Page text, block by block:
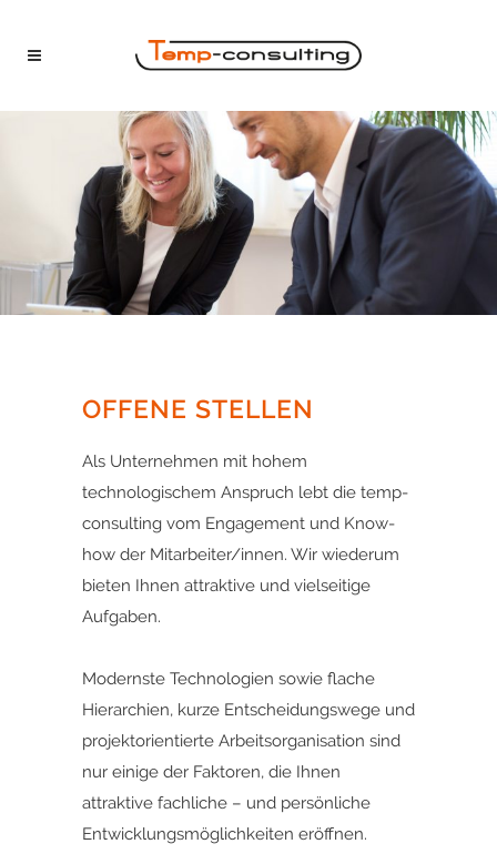
OFFENE STELLEN
Als Unternehmen mit hohem
technologischem Anspruch lebt die temp-
consulting vom Engagement und Know-
how der Mitarbeiter/innen. Wir wiederum
bieten Ihnen attraktive und vielseitige
Aufgaben.
Modernste Technologien sowie flache
Hierarchien, kurze Entscheidungswege und
projektorientierte Arbeitsorganisation sind
nur einige der Faktoren, die Ihnen
attraktive fachliche – und persönliche
Entwicklungsmöglichkeiten eröffnen.